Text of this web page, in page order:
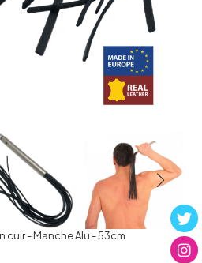
cuir - Manche Alu - 53cm